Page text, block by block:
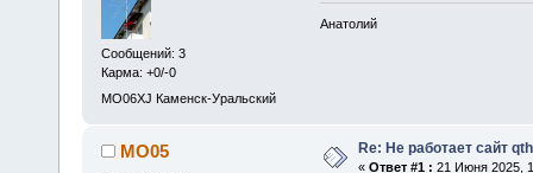
Сообщений: 3
Карма: +0/-0
MO06XJ Каменск-Уральский
Анатолий
MO05 Re: Не работает сайт
« Ответ #1 : 21 Июня 2025,